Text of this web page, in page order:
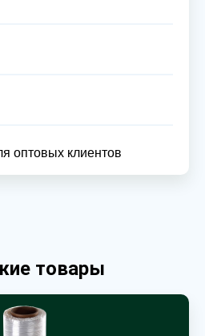
оптовых клиентов
товары